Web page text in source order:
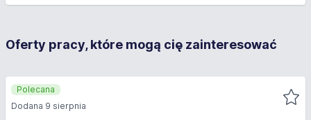
Oferty pracy, które mogą cię zainteresować
Polecana
Dodana 9 sierpnia